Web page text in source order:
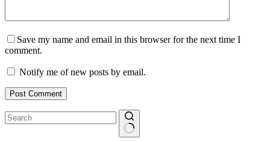
Save my name and email in this browser for the next time I
comment.
Notify me of new posts by email.
Post Comment